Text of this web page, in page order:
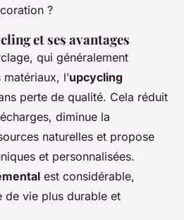
?
et ses avantages
qui généralement
l’upcycling
perte de qualité. Cela réduit
diminue la
naturelles et propose
et personnalisées.
est considérable,
de vie plus durable et